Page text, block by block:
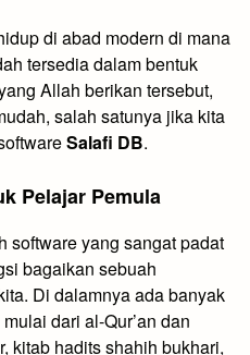
di abad modern di mana
tersedia dalam bentuk
Allah berikan tersebut,
salah satunya jika kita
Salafi DB.
Pelajar Pemula
software yang sangat padat
bagaikan sebuah
Di dalamnya ada banyak
dari al-Qur’an dan
kitab hadits shahih bukhari,